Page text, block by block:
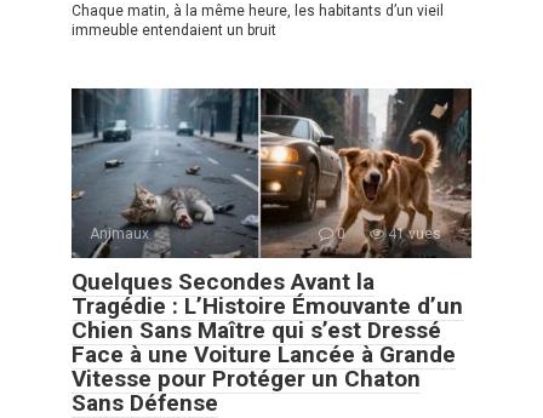
Chaque matin, à la même heure, les habitants d’un vieil
immeuble entendaient un bruit
Animaux 0 41 vues
Quelques Secondes Avant la
Tragédie : L’Histoire Émouvante d’un
Chien Sans Maître qui s’est Dressé
Face à une Voiture Lancée à Grande
Vitesse pour Protéger un Chaton
Sans Défense